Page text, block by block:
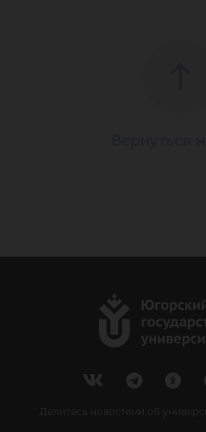
Делитесь новостями об